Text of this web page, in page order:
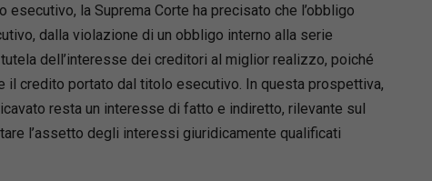
la Suprema Corte ha precisato che l’obbligo
dalla violazione di un obbligo interno alla serie
dell’interesse dei creditori al miglior realizzo, poiché
il credito portato dal titolo esecutivo. In questa prospettiva,
resta un interesse di fatto e indiretto, rilevante sul
l’assetto degli interessi giuridicamente qualificati